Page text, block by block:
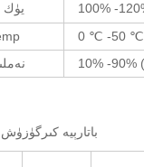
يۈك
0 ℃ -50 ℃
باتارېيە